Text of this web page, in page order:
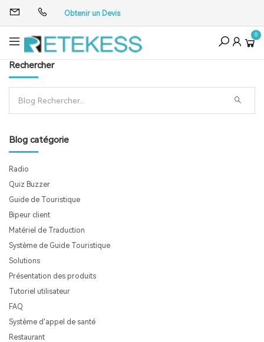
Obtenir un Devis
0
Rechercher
Blog catégorie
Radio
Quiz Buzzer
Guide de Touristique
Bipeur client
Matériel de Traduction
Système de Guide Touristique
Solutions
Présentation des produits
Tutoriel utilisateur
FAQ
Système d'appel de santé
Restaurant